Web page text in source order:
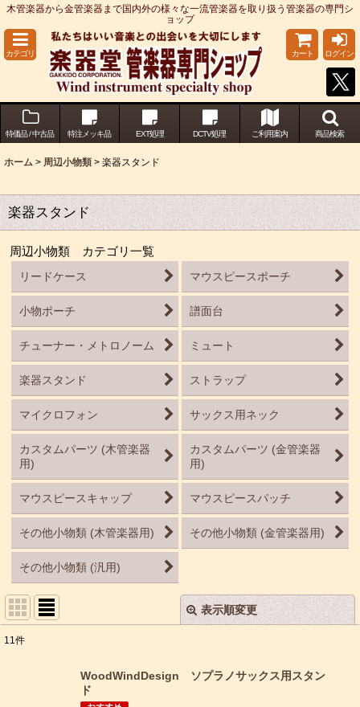
木管楽器から金管楽器まで国内外の様々な一流管楽器を取り扱う管楽器の専門シ
ョップ
カテゴリ カート ログイン
特価品 / 中古品 特注メッキ品 EXT処理 DCTV処理 ご利用案内 商品検索
ホーム > 周辺小物類 > 楽器スタンド
楽器スタンド
周辺小物類 カテゴリ一覧
リードケース
マウスピースポーチ
小物ポーチ 譜面台
チューナー・メトロノーム ミュート
楽器スタンド ストラップ
マイクロフォン サックス用ネック
カスタムパーツ (木管楽器
用)
カスタムパーツ (金管楽器
用)
マウスピースキャップ マウスピースパッチ
その他小物類 (木管楽器用) その他小物類 (金管楽器用)
その他小物類 (汎用)
表示順変更 閉じる
11 件
WoodWindDesign ソプラノサックス用スタン
ド